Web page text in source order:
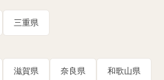
三重県
滋賀県 奈良県 和歌山県